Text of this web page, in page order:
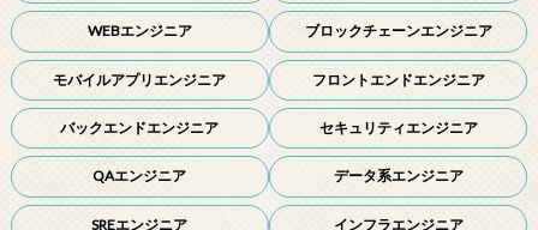
WEBエンジニア ブロックチェーンエンジニア
モバイルアプリエンジニア フロントエンドエンジニア
バックエンドエンジニア セキュリティエンジニア
QAエンジニア データ系エンジニア
SREエンジニア インフラエンジニア